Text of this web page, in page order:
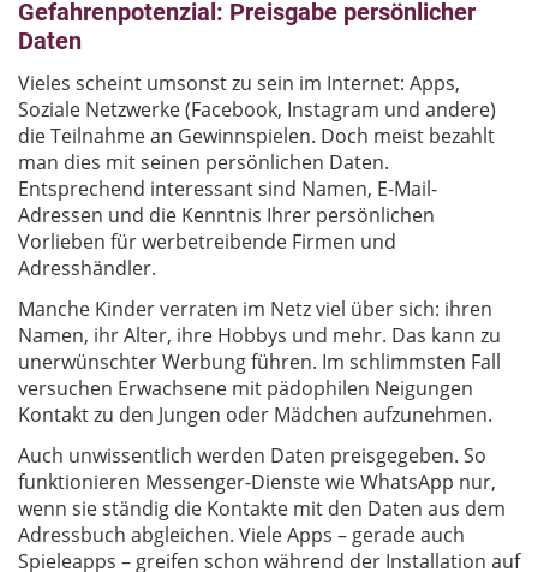
Gefahrenpotenzial: Preisgabe persönlicher
Daten
Vieles scheint umsonst zu sein im Internet: Apps,
Soziale Netzwerke (Facebook, Instagram und andere)
die Teilnahme an Gewinnspielen. Doch meist bezahlt
man dies mit seinen persönlichen Daten.
Entsprechend interessant sind Namen, E-Mail-
Adressen und die Kenntnis Ihrer persönlichen
Vorlieben für werbetreibende Firmen und
Adresshändler.
Manche Kinder verraten im Netz viel über sich: ihren
Namen, ihr Alter, ihre Hobbys und mehr. Das kann zu
unerwünschter Werbung führen. Im schlimmsten Fall
versuchen Erwachsene mit pädophilen Neigungen
Kontakt zu den Jungen oder Mädchen aufzunehmen.
Auch unwissentlich werden Daten preisgegeben. So
funktionieren Messenger-Dienste wie WhatsApp nur,
wenn sie ständig die Kontakte mit den Daten aus dem
Adressbuch abgleichen. Viele Apps – gerade auch
Spieleapps – greifen schon während der Installation auf